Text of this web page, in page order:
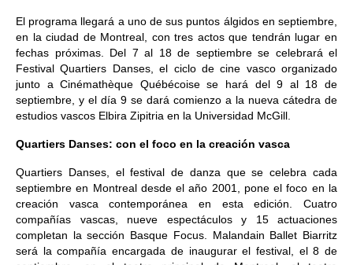
El programa llegará a uno de sus puntos álgidos en septiembre,
en la ciudad de Montreal, con tres actos que tendrán lugar en
fechas próximas. Del 7 al 18 de septiembre se celebrará el
Festival Quartiers Danses, el ciclo de cine vasco organizado
junto a Cinémathèque Québécoise se hará del 9 al 18 de
septiembre, y el día 9 se dará comienzo a la nueva cátedra de
estudios vascos Elbira Zipitria en la Universidad McGill.
Quartiers Danses: con el foco en la creación vasca
Quartiers Danses, el festival de danza que se celebra cada
septiembre en Montreal desde el año 2001, pone el foco en la
creación vasca contemporánea en esta edición. Cuatro
compañías vascas, nueve espectáculos y 15 actuaciones
completan la sección Basque Focus. Malandain Ballet Biarritz
será la compañía encargada de inaugurar el festival, el 8 de